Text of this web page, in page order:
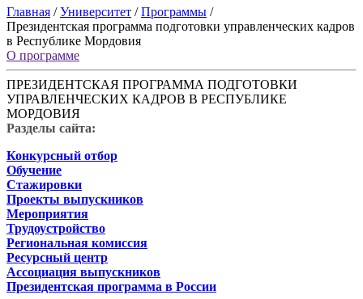
Главная /Университет /Программы /
Президентская программа подготовки управленческих кадров
в Республике Мордовия
О программе
ПРЕЗИДЕНТСКАЯ ПРОГРАММА ПОДГОТОВКИ
УПРАВЛЕНЧЕСКИХ КАДРОВ В РЕСПУБЛИКЕ
МОРДОВИЯ
Разделы сайта:
Конкурсный отбор
Обучение
Стажировки
Проекты выпускников
Мероприятия
Трудоустройство
Региональная комиссия
Ресурсный центр
Ассоциация выпускников
Президентская программа в России